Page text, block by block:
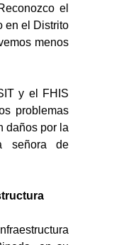
el
en el Distrito
menos
y el FHIS
problemas
daños por la
señora de